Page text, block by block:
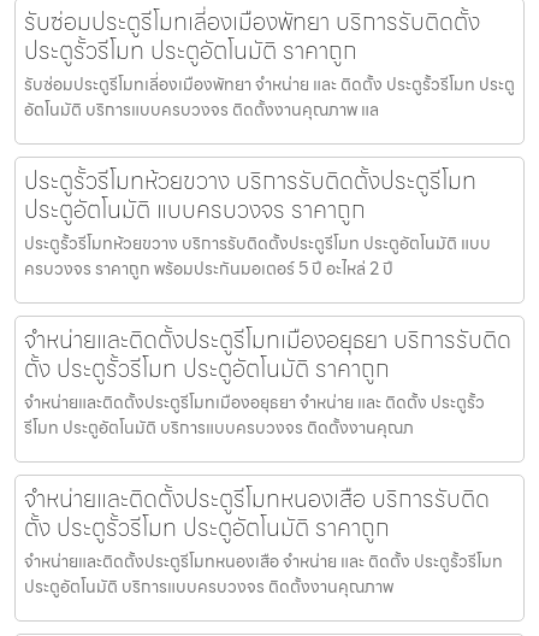
รับซ่อมประตูรีโมทเลี่องเมืองพัทยา บริการรับติดตั้ง
ประตูรั้วรีโมท ประตูอัตโนมัติ ราคาถูก
รับซ่อมประตูรีโมทเลี่องเมืองพัทยา จำหน่าย และ ติดตั้ง ประตูรั้วรีโมท ประตู
อัตโนมัติ บริการแบบครบวงจร ติดตั้งงานคุณภาพ แล
ประตูรั้วรีโมทห้วยขวาง บริการรับติดตั้งประตูรีโมท
ประตูอัตโนมัติ แบบครบวงจร ราคาถูก
ประตูรั้วรีโมทห้วยขวาง บริการรับติดตั้งประตูรีโมท ประตูอัตโนมัติ แบบ
ครบวงจร ราคาถูก พร้อมประกันมอเตอร์ 5 ปี อะไหล่ 2 ปี
จำหน่ายและติดตั้งประตูรีโมทเมืองอยุธยา บริการรับติด
ตั้ง ประตูรั้วรีโมท ประตูอัตโนมัติ ราคาถูก
จำหน่ายและติดตั้งประตูรีโมทเมืองอยุธยา จำหน่าย และ ติดตั้ง ประตูรั้ว
รีโมท ประตูอัตโนมัติ บริการแบบครบวงจร ติดตั้งงานคุณภ
จำหน่ายและติดตั้งประตูรีโมทหนองเสือ บริการรับติด
ตั้ง ประตูรั้วรีโมท ประตูอัตโนมัติ ราคาถูก
จำหน่ายและติดตั้งประตูรีโมทหนองเสือ จำหน่าย และ ติดตั้ง ประตูรั้วรีโมท
ประตูอัตโนมัติ บริการแบบครบวงจร ติดตั้งงานคุณภาพ